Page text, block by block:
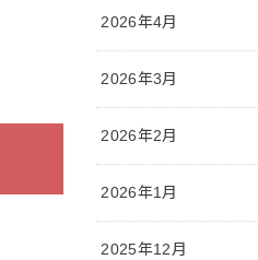
2026年4月
2026年3月
2026年2月
2026年1月
2025年12月